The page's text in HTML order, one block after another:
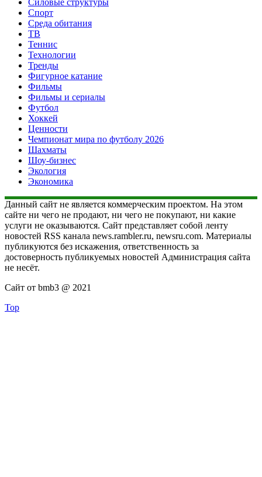
Силовые структуры
Спорт
Среда обитания
ТВ
Теннис
Технологии
Тренды
Фигурное катание
Фильмы
Фильмы и сериалы
Футбол
Хоккей
Ценности
Чемпионат мира по футболу 2026
Шахматы
Шоу-бизнес
Экология
Экономика
Данный сайт не является коммерческим проектом. На этом
сайте ни чего не продают, ни чего не покупают, ни какие
услуги не оказываются. Сайт представляет собой ленту
новостей RSS канала news.rambler.ru, newsru.com. Материалы
публикуются без искажения, ответственность за
достоверность публикуемых новостей Администрация сайта
не несёт.
Сайт от bmb3 @ 2021
Top